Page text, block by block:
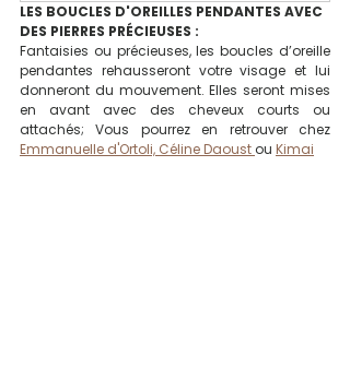
LES BOUCLES D'OREILLES PENDANTES AVEC
DES PIERRES PRÉCIEUSES :
Fantaisies ou précieuses, les boucles d’oreille
pendantes rehausseront votre visage et lui
donneront du mouvement. Elles seront mises
en avant avec des cheveux courts ou
Emmanuelle d'Ortoli, Céline Daoust ou Kimai